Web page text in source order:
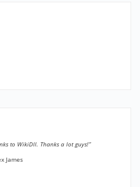
to WikiDll. Thanks a lot guys!”
James